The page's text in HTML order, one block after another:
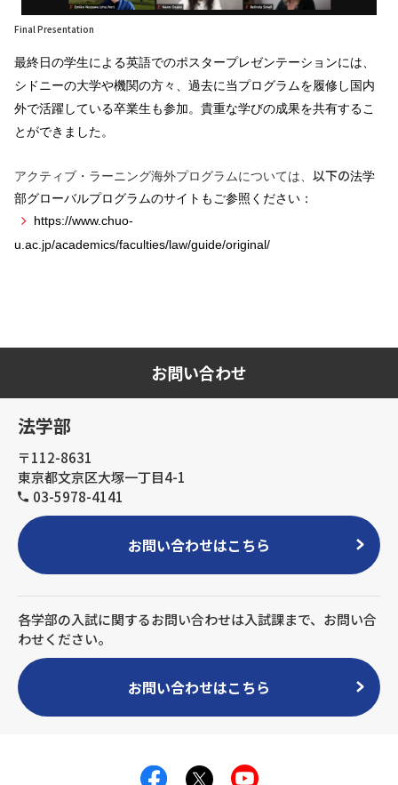
Final Presentation
最終日の学生による英語でのポスタープレゼンテーションには、
シドニーの大学や機関の方々、過去に当プログラムを履修し国内
外で活躍している卒業生も参加。貴重な学びの成果を共有するこ
とができました。
アクティブ・ラーニング海外プログラムについては、 以下の法学
部グローバルプログラムのサイトもご参照ください：
https://www.chuo-
u.ac.jp/academics/faculties/law/guide/original/
お問い合わせ
法学部
〒112-8631
東京都文京区大塚一丁目4-1
03-5978-4141
お問い合わせはこちら
各学部の入試に関するお問い合わせは入試課まで、お問い合
わせください。
お問い合わせはこちら